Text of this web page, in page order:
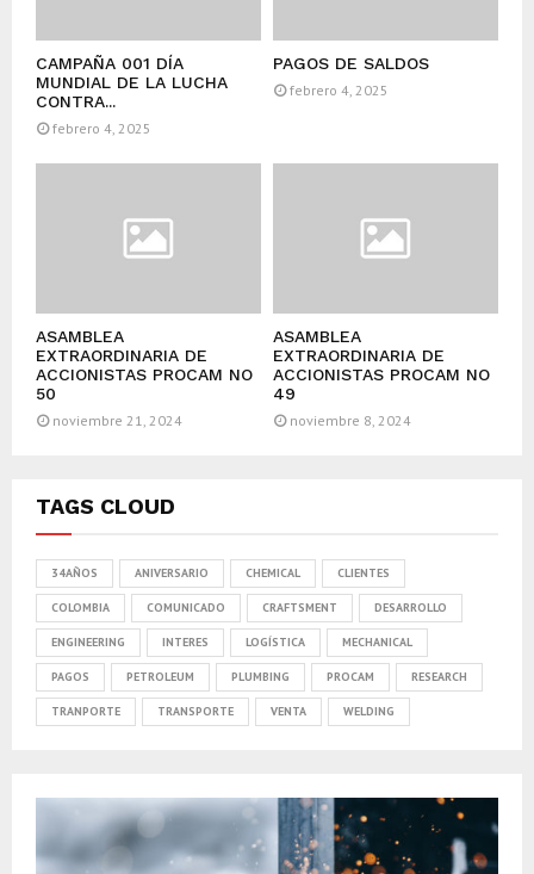
CAMPAÑA 001 DÍA
MUNDIAL DE LA LUCHA
CONTRA...
febrero 4, 2025
PAGOS DE SALDOS
febrero 4, 2025
ASAMBLEA
EXTRAORDINARIA DE
ACCIONISTAS PROCAM NO
50
noviembre 21, 2024
ASAMBLEA
EXTRAORDINARIA DE
ACCIONISTAS PROCAM NO
49
noviembre 8, 2024
TAGS CLOUD
34AÑOS ANIVERSARIO CHEMICAL CLIENTES
COLOMBIA COMUNICADO CRAFTSMENT DESARROLLO
ENGINEERING INTERES LOGÍSTICA MECHANICAL
PAGOS PETROLEUM PLUMBING PROCAM RESEARCH
TRANPORTE TRANSPORTE VENTA WELDING